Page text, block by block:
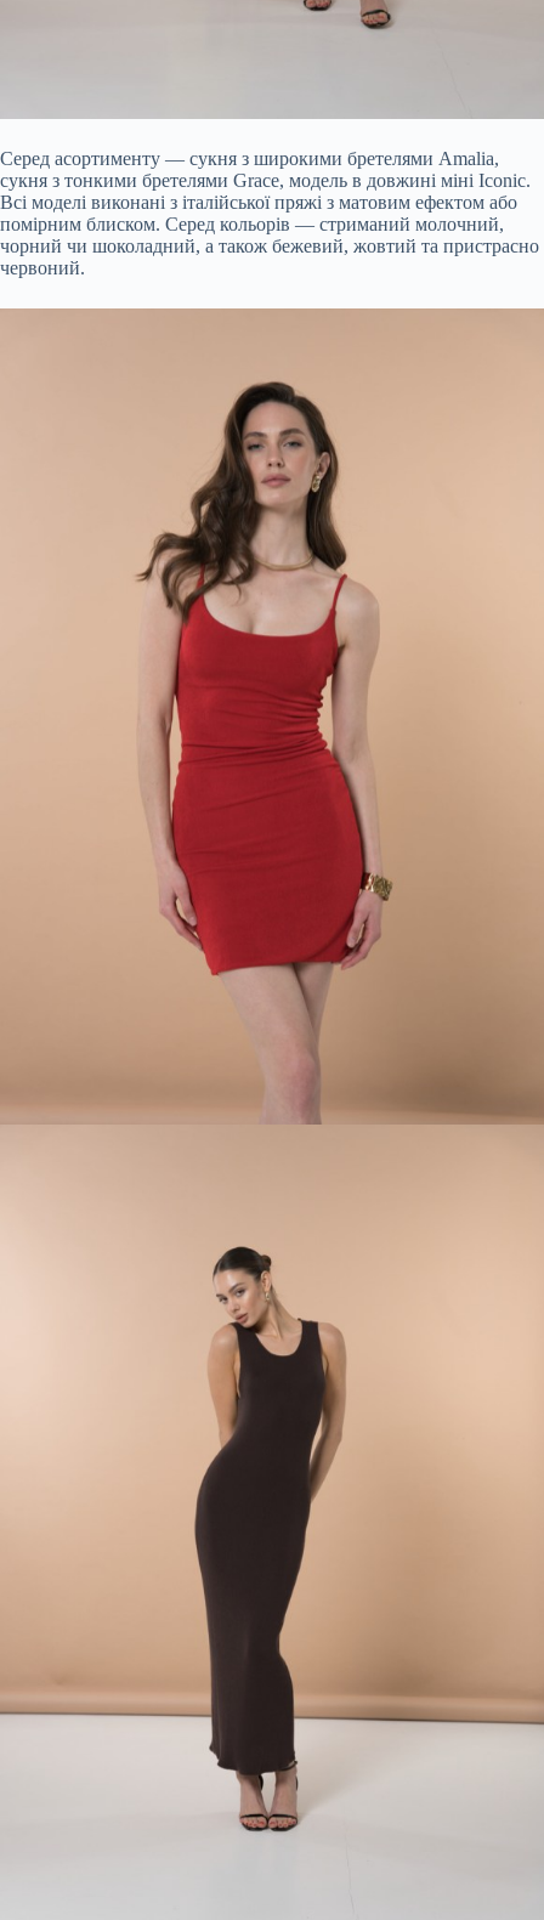
Серед асортименту — сукня з широкими бретелями Amalia,
сукня з тонкими бретелями Grace, модель в довжині міні Iconic.
Всі моделі виконані з італійської пряжі з матовим ефектом або
помірним блиском. Серед кольорів — стриманий молочний,
чорний чи шоколадний, а також бежевий, жовтий та пристрасно
червоний.